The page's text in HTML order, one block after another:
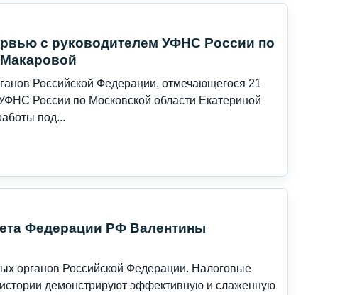
с руководителем УФНС России по
Российской Федерации, отмечающегося 21
России по Московской области Екатериной
под...
Федерации РФ Валентины
органов Российской Федерации. Налоговые
демонстрируют эффективную и слаженную